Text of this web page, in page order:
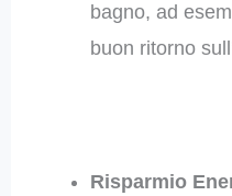
bagno, ad
buon ritorno
Risparmio